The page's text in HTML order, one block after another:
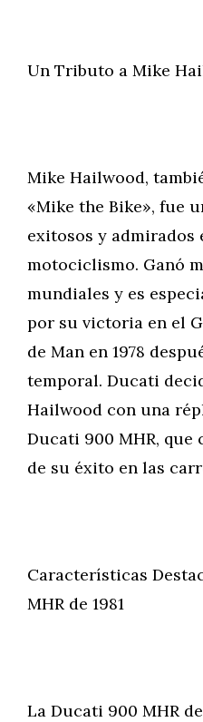
Un Tributo a Mike
Mike Hailwood,
«Mike the Bike», fue
exitosos y admirados
motociclismo. Ganó
mundiales y es
por su victoria en el
de Man en 1978
temporal. Ducati
Hailwood con una
Ducati 900 MHR, que
de su éxito en las
Características
MHR de 1981
La Ducati 900 MHR